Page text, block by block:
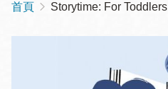
導
航
首頁 Storytime: For Toddlers